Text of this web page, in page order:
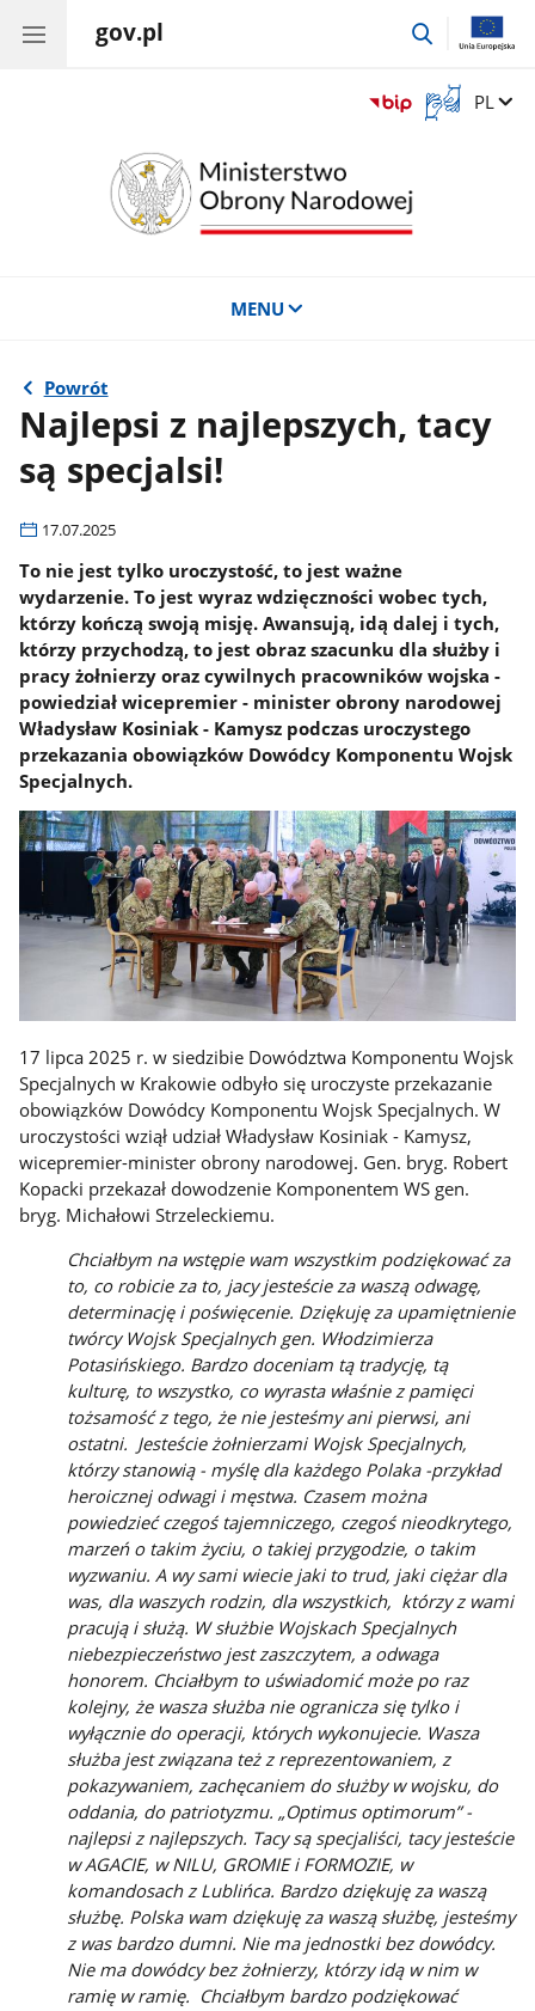
gov.pl
przejdź
Otwórz
okno
Zmień
PL
MENU
Powrót
Najlepsi z najlepszych, tacy
są specjalsi!
17.07.2025
To nie jest tylko uroczystość, to jest ważne
wydarzenie. To jest wyraz wdzięczności wobec tych,
którzy kończą swoją misję. Awansują, idą dalej i tych,
którzy przychodzą, to jest obraz szacunku dla służby i
pracy żołnierzy oraz cywilnych pracowników wojska -
powiedział wicepremier - minister obrony narodowej
Władysław Kosiniak - Kamysz podczas uroczystego
przekazania obowiązków Dowódcy Komponentu Wojsk
Specjalnych.
17 lipca 2025 r. w siedzibie Dowództwa Komponentu Wojsk
Specjalnych w Krakowie odbyło się uroczyste przekazanie
obowiązków Dowódcy Komponentu Wojsk Specjalnych. W
uroczystości wziął udział Władysław Kosiniak - Kamysz,
wicepremier-minister obrony narodowej. Gen. bryg. Robert
Kopacki przekazał dowodzenie Komponentem WS gen.
bryg. Michałowi Strzeleckiemu.
Chciałbym na wstępie wam wszystkim podziękować za
to, co robicie za to, jacy jesteście za waszą odwagę,
determinację i poświęcenie. Dziękuję za upamiętnienie
twórcy Wojsk Specjalnych gen. Włodzimierza
Potasińskiego. Bardzo doceniam tą tradycję, tą
kulturę, to wszystko, co wyrasta właśnie z pamięci
tożsamość z tego, że nie jesteśmy ani pierwsi, ani
ostatni. Jesteście żołnierzami Wojsk Specjalnych,
którzy stanowią - myślę dla każdego Polaka -przykład
heroicznej odwagi i męstwa. Czasem można
powiedzieć czegoś tajemniczego, czegoś nieodkrytego,
marzeń o takim życiu, o takiej przygodzie, o takim
wyzwaniu. A wy sami wiecie jaki to trud, jaki ciężar dla
was, dla waszych rodzin, dla wszystkich, którzy z wami
pracują i służą. W służbie Wojskach Specjalnych
niebezpieczeństwo jest zaszczytem, a odwaga
honorem. Chciałbym to uświadomić może po raz
kolejny, że wasza służba nie ogranicza się tylko i
wyłącznie do operacji, których wykonujecie. Wasza
służba jest związana też z reprezentowaniem, z
pokazywaniem, zachęcaniem do służby w wojsku, do
oddania, do patriotyzmu. „Optimus optimorum” -
najlepsi z najlepszych. Tacy są specjaliści, tacy jesteście
w AGACIE, w NILU, GROMIE i FORMOZIE, w
komandosach z Lublińca. Bardzo dziękuję za waszą
służbę. Polska wam dziękuję za waszą służbę, jesteśmy
z was bardzo dumni. Nie ma jednostki bez dowódcy.
Nie ma dowódcy bez żołnierzy, którzy idą w nim w
ramię w ramię. Chciałbym bardzo podziękować